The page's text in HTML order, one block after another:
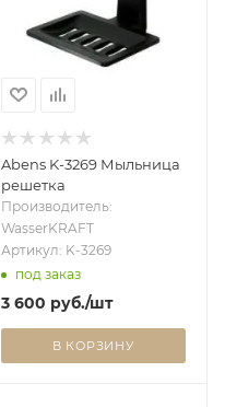
Abens K-3269 Мыльница
решетка
Производитель:
WasserKRAFT
Артикул: K-3269
под заказ
3 600 руб./шт
В КОРЗИНУ